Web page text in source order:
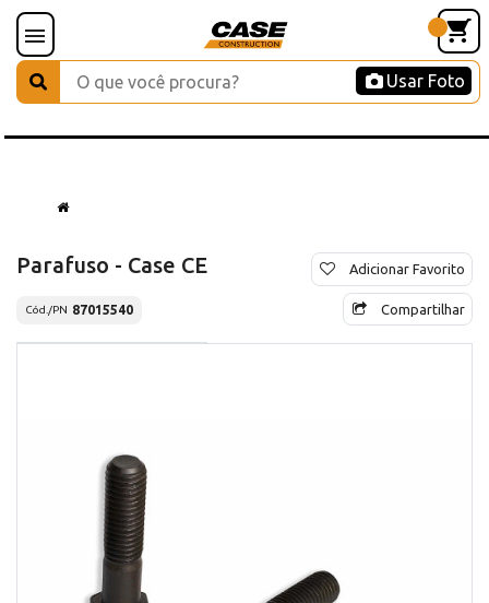
Usar Foto
Parafuso - Case CE
Cód./PN 87015540
Adicionar Favorito
Compartilhar